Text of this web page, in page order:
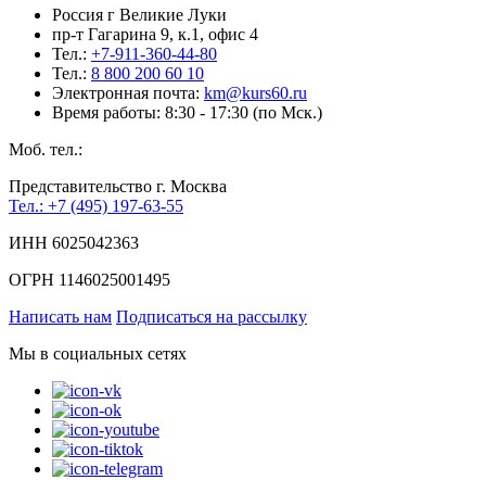
Россия г Великие Луки
пр-т Гагарина 9, к.1, офис 4
Тел.: +7-911-360-44-80
Тел.: 8 800 200 60 10
Электронная почта: km@kurs60.ru
Время работы: 8:30 - 17:30 (по Мск.)
Моб. тел.:
Представительство г. Москва
Тел.: +7 (495) 197-63-55
ИНН 6025042363
ОГРН 1146025001495
Написать нам Подписаться на рассылку
Мы в социальных сетях